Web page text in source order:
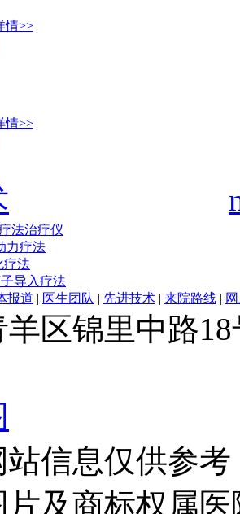
情>>
情>>
情>>
详情>>
情>>
法治疗仪
力疗法
疗法
导入疗法
报道 | 医生团队 | 先进技术 | 来院路线 |
羊区锦里中路
信息仅供参
及商标权属